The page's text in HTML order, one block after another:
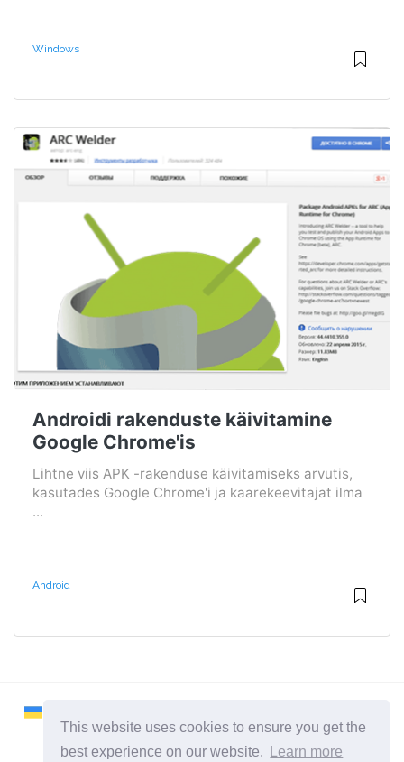
This website uses cookies to ensure you get the
best experience on our website.
Learn more
Windows
Androidi rakenduste käivitamine
Google Chrome'is
Lihtne viis APK -rakenduse käivitamiseks arvutis,
kasutades Google Chrome'i ja kaarekeevitajat ilma
...
Android